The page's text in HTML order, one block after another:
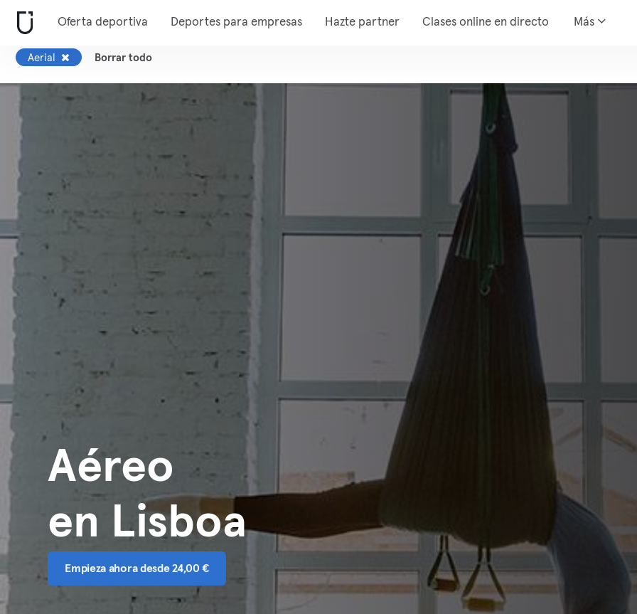
Oferta deportiva Deportes para empresas Hazte partner Clases online en directo Más
Aerial Borrar todo
Aéreo
en Lisboa
Empieza ahora desde 24,00 €